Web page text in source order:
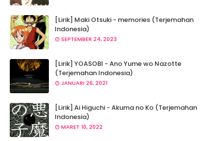
[Lirik] Maki Otsuki - memories (Terjemahan
Indonesia)
SEPTEMBER 24, 2023
[Lirik] YOASOBI - Ano Yume wo Nazotte
(Terjemahan Indonesia)
JANUARI 26, 2021
[Lirik] Ai Higuchi - Akuma no Ko (Terjemahan
Indonesia)
MARET 10, 2022